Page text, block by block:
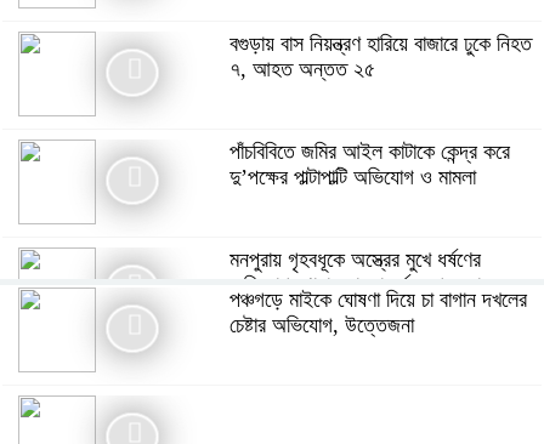
বগুড়ায় বাস নিয়ন্ত্রণ হারিয়ে বাজারে ঢুকে নিহত
৭, আহত অন্তত ২৫
পাঁচবিবিতে জমির আইল কাটাকে কেন্দ্র করে
দু’পক্ষের পাল্টাপাল্টি অভিযোগ ও মামলা
মনপুরায় গৃহবধূকে অস্ত্রের মুখে ধর্ষণের
অভিযোগ, থানায় মামলা ধর্ষক গ্রেফতার
পঞ্চগড়ে মাইকে ঘোষণা দিয়ে চা বাগান দখলের
চেষ্টার অভিযোগ, উত্তেজনা